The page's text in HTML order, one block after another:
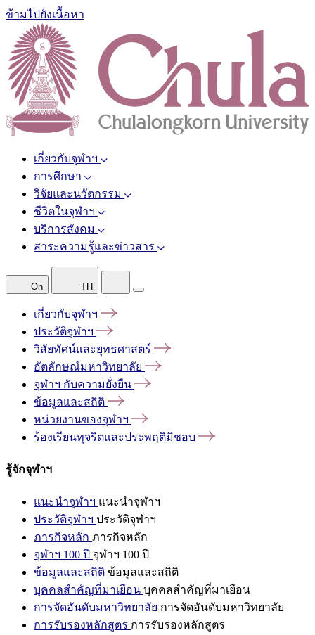
ข้ามไปยังเนื้อหา
เกี่ยวกับจุฬาฯ
การศึกษา
วิจัยและนวัตกรรม
ชีวิตในจุฬาฯ
บริการสังคม
สาระความรู้และข่าวสาร
On TH
เกี่ยวกับจุฬาฯ
ประวัติจุฬาฯ
วิสัยทัศน์และยุทธศาสตร์
อัตลักษณ์มหาวิทยาลัย
จุฬาฯ กับความยั่งยืน
ข้อมูลและสถิติ
หน่วยงานของจุฬาฯ
ร้องเรียนทุจริตและประพฤติมิชอบ
รู้จักจุฬาฯ
แนะนำจุฬาฯ แนะนำจุฬาฯ
ประวัติจุฬาฯ ประวัติจุฬาฯ
ภารกิจหลัก ภารกิจหลัก
จุฬาฯ 100 ปี จุฬาฯ 100 ปี
ข้อมูลและสถิติ ข้อมูลและสถิติ
บุคคลสำคัญที่มาเยือน บุคคลสำคัญที่มาเยือน
การจัดอันดับมหาวิทยาลัย การจัดอันดับมหาวิทยาลัย
การรับรองหลักสูตร การรับรองหลักสูตร